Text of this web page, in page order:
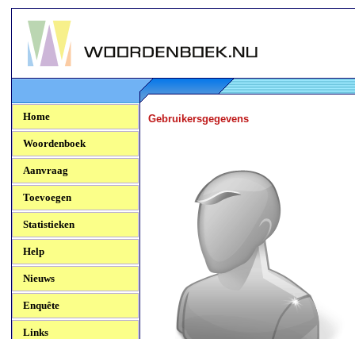
Woordenboek.NU
Home
Woordenboek
Aanvraag
Toevoegen
Statistieken
Help
Nieuws
Enquête
Links
Gebruikersgegevens